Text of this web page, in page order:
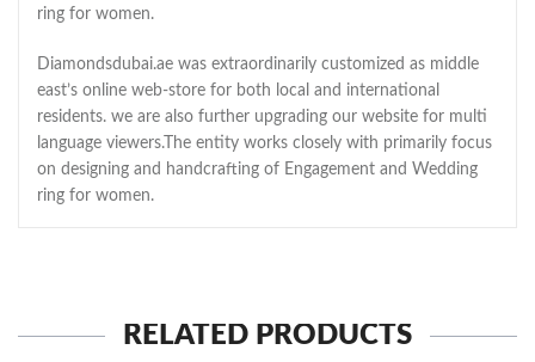
ring for women.
Diamondsdubai.ae was extraordinarily customized as middle
east’s online web-store for both local and international
residents. we are also further upgrading our website for multi
language viewers.The entity works closely with primarily focus
on designing and handcrafting of Engagement and Wedding
ring for women.
RELATED PRODUCTS